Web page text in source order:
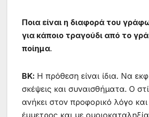
Ποια είναι η διαφορά του
για κάποιο τραγούδι από το
ποίημα.
ΒΚ: Η πρόθεση είναι ίδια. Να
σκέψεις και συναισθήματα. Ο
ανήκει στον προφορικό λόγο και
έμμετρος και με